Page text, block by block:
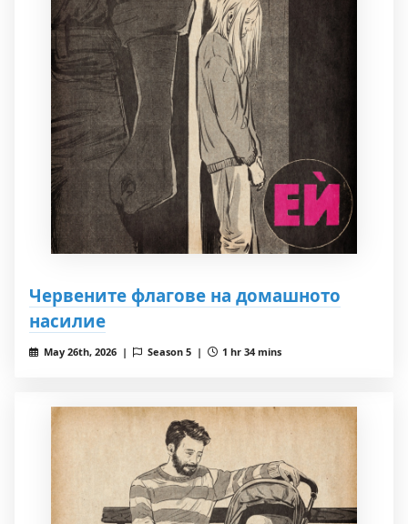
Червените флагове на домашното
насилие
May 26th, 2026 | Season 5 | 1 hr 34 mins